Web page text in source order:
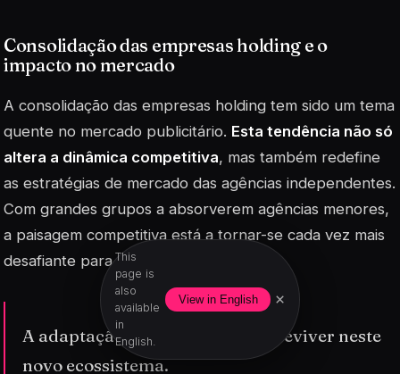
This
page is
also
available
in
English.
View in English ×
Consolidação das empresas holding e o
impacto no mercado
A consolidação das empresas holding tem sido um tema
quente no mercado publicitário. Esta tendência não só
altera a dinâmica competitiva, mas também redefine
as estratégias de mercado das agências independentes.
Com grandes grupos a absorverem agências menores,
a paisagem competitiva está a tornar-se cada vez mais
desafiante para os novos entrantes.
A adaptação é a chave para sobreviver neste
novo ecossistema.